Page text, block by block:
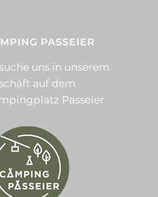
PASSEIER
uns in unserem
auf dem
Passeier